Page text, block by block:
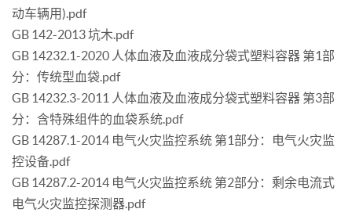
动车辆用).pdf
GB 142-2013 坑木.pdf
GB 14232.1-2020 人体血液及血液成分袋式塑料容器 第1部
分：传统型血袋.pdf
GB 14232.3-2011 人体血液及血液成分袋式塑料容器 第3部
分：含特殊组件的血袋系统.pdf
GB 14287.1-2014 电气火灾监控系统 第1部分：电气火灾监
控设备.pdf
GB 14287.2-2014 电气火灾监控系统 第2部分：剩余电流式
电气火灾监控探测器.pdf